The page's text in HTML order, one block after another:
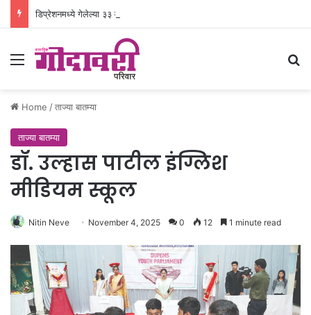
डिप्रेशनमध्ये गेलेल्या ३३ वर्षीय रुग्णाला नवजिवन
Menu
Home /ताज्या बातम्या
ताज्या बातम्या
डॉ. उल्हास पाटील इंग्लिश
मीडियम स्कूल
Nitin Neve November 4, 2025 0 12 1 minute read